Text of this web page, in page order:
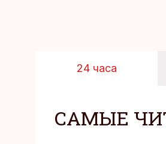
24 часа
САМЫЕ